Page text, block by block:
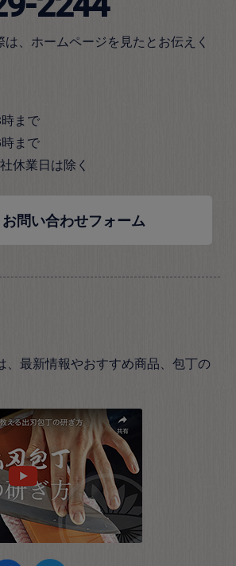
、ホームページを見たとお伝えく
まで
まで
休業日は除く
お問い合わせフォーム
、最新情報やおすすめ商品、包丁の